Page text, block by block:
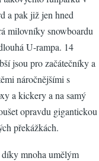
a pak již jen hned
milovníky snowboardu
U-rampa. 14
jsou pro začátečníky a
náročnějšími s
a kickery a na samý
opravdu gigantickou
překážkách.
mnoha umělým